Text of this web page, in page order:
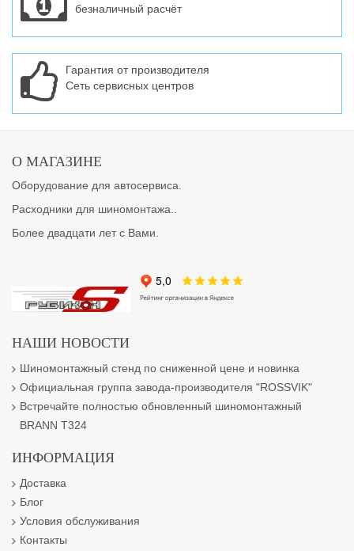
безналичный расчёт
Гарантия от производителя
Сеть сервисных центров
О МАГАЗИНЕ
Оборудование для автосервиса.
Расходники для шиномонтажа..
Более двадцати лет с Вами.
НАШИ НОВОСТИ
Шиномонтажный стенд по сниженной цене и новинка
Официальная группа завода-производителя "ROSSVIK"
Встречайте полностью обновленный шиномонтажный
BRANN T324
ИНФОРМАЦИЯ
Доставка
Блог
Условия обслуживания
Контакты